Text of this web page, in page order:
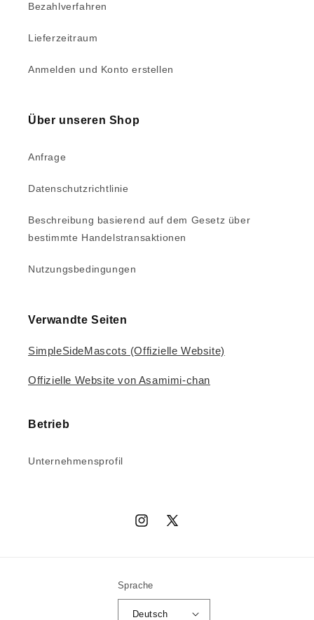
Bezahlverfahren
Lieferzeitraum
Anmelden und Konto erstellen
Über unseren Shop
Anfrage
Datenschutzrichtlinie
Beschreibung basierend auf dem Gesetz über
bestimmte Handelstransaktionen
Nutzungsbedingungen
Verwandte Seiten
SimpleSideMascots (Offizielle Website)
Offizielle Website von Asamimi-chan
Betrieb
Unternehmensprofil
Instagram
X
Sprache
Deutsch